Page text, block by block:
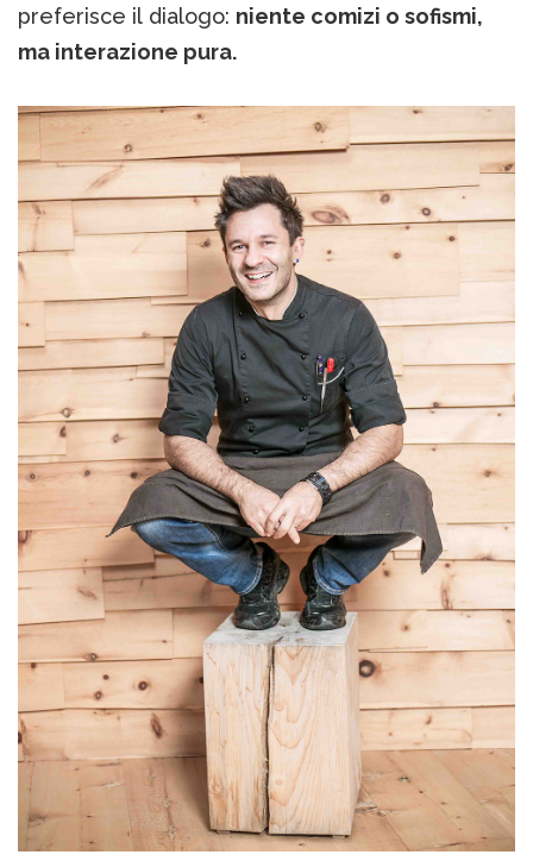
preferisce il dialogo: niente comizi o sofismi,
ma interazione pura.